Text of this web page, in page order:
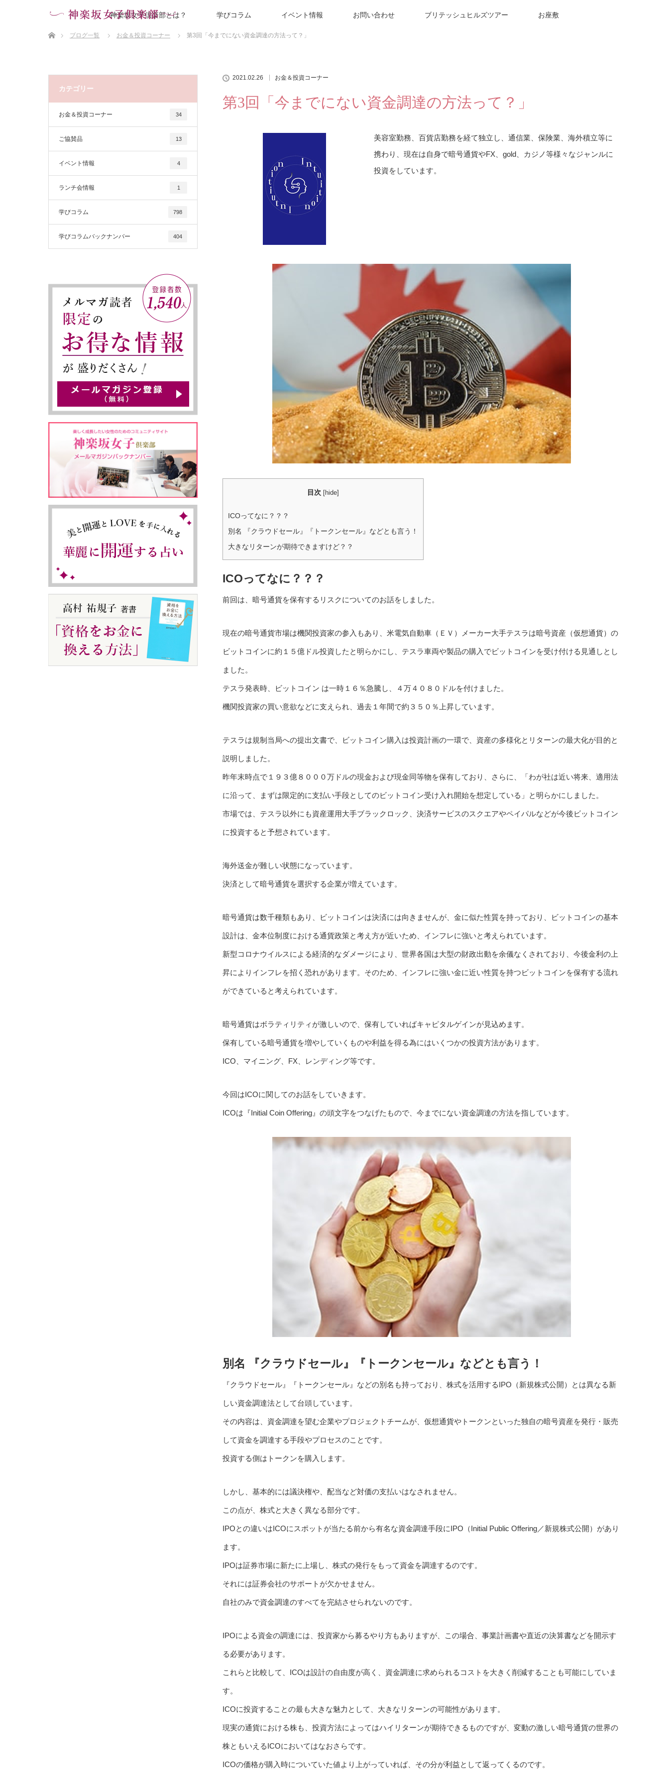
神楽坂女子倶楽部とは？ 学びコラム イベント情報 お問い合わせ ブリテッシュヒルズツアー お座敷
ブログ一覧
お金＆投資コーナー 第3回「今までにない資金調達の方法って？」
2021.02.26 お金＆投資コーナー
第3回「今までにない資金調達の方法って？」
美容室勤務、百貨店勤務を経て独立し、通信業、保険業、海外積立等に
携わり、現在は自身で暗号通貨やFX、gold、カジノ等様々なジャンルに
投資をしています。
目次 [hide]
ICOってなに？？？
別名 『クラウドセール』『トークンセール』などとも言う！
大きなリターンが期待できますけど？？
ICOってなに？？？
前回は、暗号通貨を保有するリスクについてのお話をしました。
現在の暗号通貨市場は機関投資家の参入もあり、米電気自動車（ＥＶ）メーカー大手テスラは暗号資産（仮想通貨）の
ビットコインに約１５億ドル投資したと明らかにし、テスラ車両や製品の購入でビットコインを受け付ける見通しとし
ました。
テスラ発表時、ビットコイン は一時１６％急騰し、４万４０８０ドルを付けました。
機関投資家の買い意欲などに支えられ、過去１年間で約３５０％上昇しています。
テスラは規制当局への提出文書で、ビットコイン購入は投資計画の一環で、資産の多様化とリターンの最大化が目的と
説明しました。
昨年末時点で１９３億８０００万ドルの現金および現金同等物を保有しており、さらに、「わが社は近い将来、適用法
に沿って、まずは限定的に支払い手段としてのビットコイン受け入れ開始を想定している」と明らかにしました。
市場では、テスラ以外にも資産運用大手ブラックロック、決済サービスのスクエアやペイパルなどが今後ビットコイン
に投資すると予想されています。
海外送金が難しい状態になっています。
決済として暗号通貨を選択する企業が増えています。
暗号通貨は数千種類もあり、ビットコインは決済には向きませんが、金に似た性質を持っており、ビットコインの基本
設計は、金本位制度における通貨政策と考え方が近いため、インフレに強いと考えられています。
新型コロナウイルスによる経済的なダメージにより、世界各国は大型の財政出動を余儀なくされており、今後金利の上
昇によりインフレを招く恐れがあります。そのため、インフレに強い金に近い性質を持つビットコインを保有する流れ
ができていると考えられています。
暗号通貨はボラティリティが激しいので、保有していればキャピタルゲインが見込めます。
保有している暗号通貨を増やしていくものや利益を得る為にはいくつかの投資方法があります。
ICO、マイニング、FX、レンディング等です。
今回はICOに関してのお話をしていきます。
ICOは『Initial Coin Offering』の頭文字をつなげたもので、今までにない資金調達の方法を指しています。
別名 『クラウドセール』『トークンセール』などとも言う！
『クラウドセール』『トークンセール』などの別名も持っており、株式を活用するIPO（新規株式公開）とは異なる新
しい資金調達法として台頭しています。
その内容は、資金調達を望む企業やプロジェクトチームが、仮想通貨やトークンといった独自の暗号資産を発行・販売
して資金を調達する手段やプロセスのことです。
投資する側はトークンを購入します。
しかし、基本的には議決権や、配当など対価の支払いはなされません。
この点が、株式と大きく異なる部分です。
IPOとの違いはICOにスポットが当たる前から有名な資金調達手段にIPO（Initial Public Offering／新規株式公開）があり
ます。
IPOは証券市場に新たに上場し、株式の発行をもって資金を調達するのです。
それには証券会社のサポートが欠かせません。
自社のみで資金調達のすべてを完結させられないのです。
IPOによる資金の調達には、投資家から募るやり方もありますが、この場合、事業計画書や直近の決算書などを開示す
る必要があります。
これらと比較して、ICOは設計の自由度が高く、資金調達に求められるコストを大きく削減することも可能にしていま
す。
ICOに投資することの最も大きな魅力として、大きなリターンの可能性があります。
現実の通貨における株も、投資方法によってはハイリターンが期待できるものですが、変動の激しい暗号通貨の世界の
株ともいえるICOにおいてはなおさらです。
ICOの価格が購入時についていた値より上がっていれば、その分が利益として返ってくるのです。
カテゴリー
お金＆投資コーナー 34
ご協賛品 13
イベント情報 4
ランチ会情報 1
学びコラム 798
学びコラムバックナンバー 404